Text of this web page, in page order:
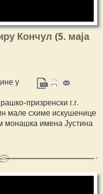
Кончул (5. маја
у
призренски г.г.
мале схиме искушенице
монашка имена Јустина